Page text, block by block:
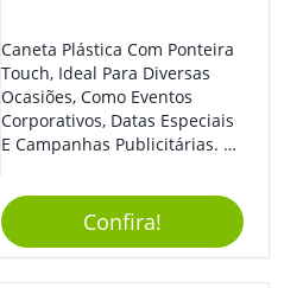
Caneta Plástica Com Ponteira
Touch, Ideal Para Diversas
Ocasiões, Como Eventos
Corporativos, Datas Especiais
E Campanhas Publicitárias. O
Impressionar. O Acionamento
Da Função Esferográfica É
Feito Por Clic.
Confira!